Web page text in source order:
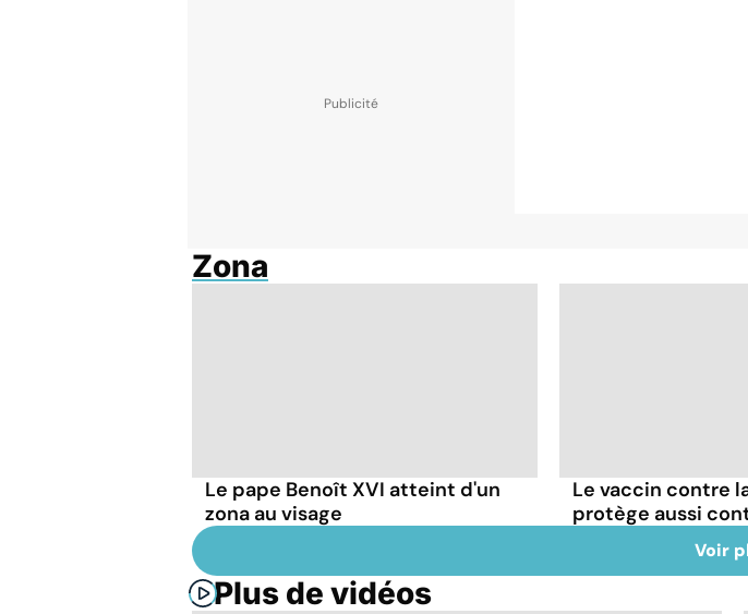
Zona
Le pape Benoît XVI atteint d'un
zona au visage
Le vaccin contre
protège aussi
Voir
Plus de vidéos